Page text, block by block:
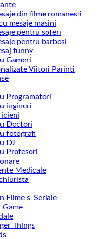
din filme romanesti
mesaje masini
pentru soferi
pentru barbosi
funny
Gameri
Viitori Parinti
Programatori
ingineri
Doctori
fotografi
DJ
Profesori
Medicale
Filme si Seriale
Game
Things